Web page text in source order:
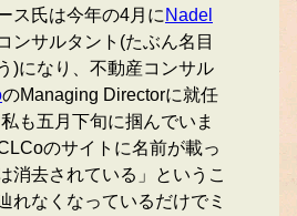
ス氏は今年の4月に Nadel
ンサルタント(たぶん名目
)になり、不動産コンサル
のManaging Directorに就任
も五月下旬に掴んでいま
のサイトに名前が載っ
消去されている」というこ
れなくなっているだけでミ